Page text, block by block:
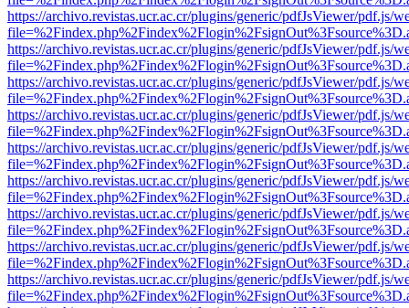
https://archivo.revistas.ucr.ac.cr/plugins/generic/pdfJsViewer/pdf.js/
https://archivo.revistas.ucr.ac.cr/plugins/generic/pdfJsViewer/pdf.js/
https://archivo.revistas.ucr.ac.cr/plugins/generic/pdfJsViewer/pdf.js/
https://archivo.revistas.ucr.ac.cr/plugins/generic/pdfJsViewer/pdf.js/
https://archivo.revistas.ucr.ac.cr/plugins/generic/pdfJsViewer/pdf.js/
https://archivo.revistas.ucr.ac.cr/plugins/generic/pdfJsViewer/pdf.js/
https://archivo.revistas.ucr.ac.cr/plugins/generic/pdfJsViewer/pdf.js/
https://archivo.revistas.ucr.ac.cr/plugins/generic/pdfJsViewer/pdf.js/
https://archivo.revistas.ucr.ac.cr/plugins/generic/pdfJsViewer/pdf.js/